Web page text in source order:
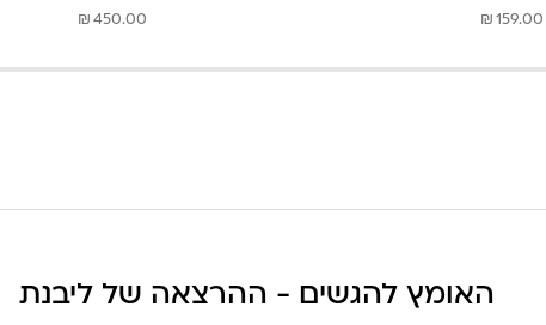
₪ 159.00
₪ 450.00
האומץ להגשים - ההרצאה של ליבנת